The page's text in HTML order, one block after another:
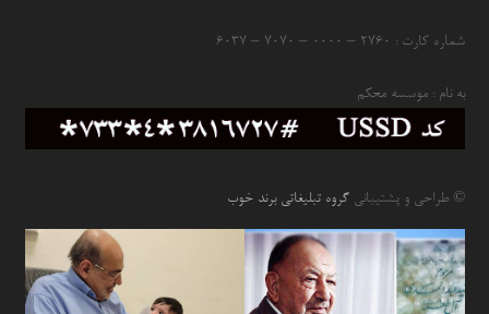
شماره کارت : ۲۷۶۰ – ۰۰۰۰ – ۷۰۷۰ – ۶۰۳۷
به نام : موسسه محکم
© طراحی و پشتیبانیگروه تبلیغاتی برند خوب